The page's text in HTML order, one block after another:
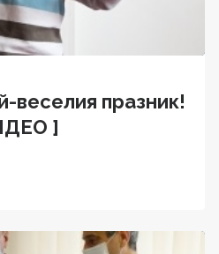
веселия празник!
]